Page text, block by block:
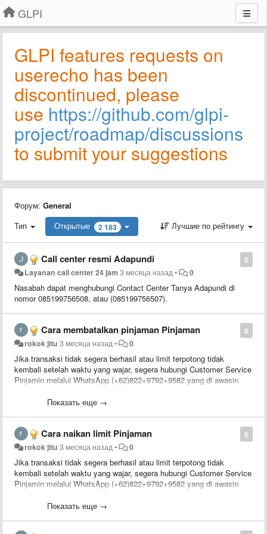
GLPI
GLPI features requests on
userecho has been
discontinued, please
use https://github.com/glpi-
project/roadmap/discussions
to submit your suggestions
Форум: General
Тип
Открытые 2 183 Лучшие по рейтингу
0
Call center resmi Adapundi
Layanan call center 24 jam 3 месяца назад • 0
Nasabah dapat menghubungi Contact Center Tanya Adapundi di
nomor 085199756508, atau (085199756507).
0
Cara membatalkan pinjaman Pinjaman
rokok jitu 3 месяца назад • 0
Jika transaksi tidak segera berhasil atau limit terpotong tidak
kembali setelah waktu yang wajar, segera hubungi Customer Service
Pinjamin melalui WhatsApp (+62)822+9792+9582 yang di awasin
Показать еще →
0
Cara naikan limit Pinjaman
rokok jitu 3 месяца назад • 0
Jika transaksi tidak segera berhasil atau limit terpotong tidak
kembali setelah waktu yang wajar, segera hubungi Customer Service
Pinjamin melalui WhatsApp (+62)822+9792+9582 yang di awasin
Показать еще →